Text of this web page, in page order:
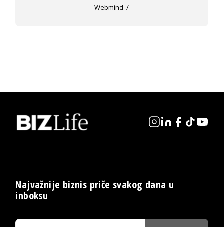
Webmind
Najvažnije biznis priče svakog dana u
inboksu